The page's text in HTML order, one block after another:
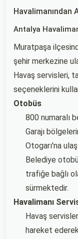
Havalimanından
Antalya
Muratpaşa
şehir merkezine
Havaş servisleri,
seçeneklerini
Otobüs
800 numaralı
Garajı
Otogarı'na
Belediye
trafiğe bağlı
sürmektedir.
Havalimanı
Havaş
hareket